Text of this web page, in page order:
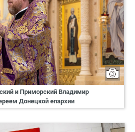
и Приморский Владимир
Донецкой епархии